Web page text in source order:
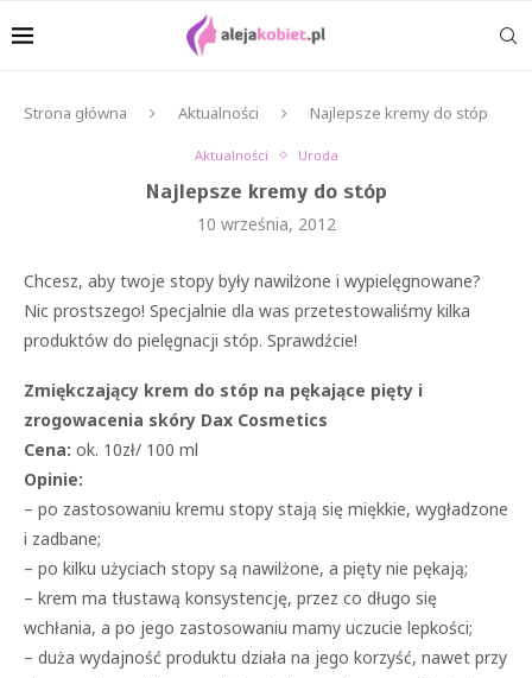
Strona główna Aktualności Najlepsze kremy do stóp
Aktualności Uroda
Najlepsze kremy do stóp
10 września, 2012
Chcesz, aby twoje stopy były nawilżone i wypielęgnowane?
Nic prostszego! Specjalnie dla was przetestowaliśmy kilka
produktów do pielęgnacji stóp. Sprawdźcie!
Zmiękczający krem do stóp na pękające pięty i
zrogowacenia skóry Dax Cosmetics
Cena: ok. 10zł/ 100 ml
Opinie:
– po zastosowaniu kremu stopy stają się miękkie, wygładzone
i zadbane;
– po kilku użyciach stopy są nawilżone, a pięty nie pękają;
– krem ma tłustawą konsystencję, przez co długo się
wchłania, a po jego zastosowaniu mamy uczucie lepkości;
– duża wydajność produktu działa na jego korzyść, nawet przy